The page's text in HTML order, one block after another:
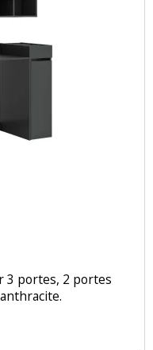
3 portes, 2 portes